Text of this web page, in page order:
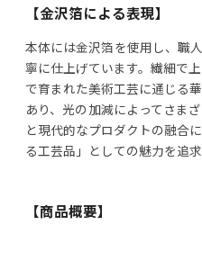
【金沢箔による表現】
本体には金沢箔を使用し、職
寧に仕上げています。繊細で
で育まれた美術工芸に通じる
あり、光の加減によってさま
と現代的なプロダクトの融合
る工芸品」としての魅力を追求
【商品概要】